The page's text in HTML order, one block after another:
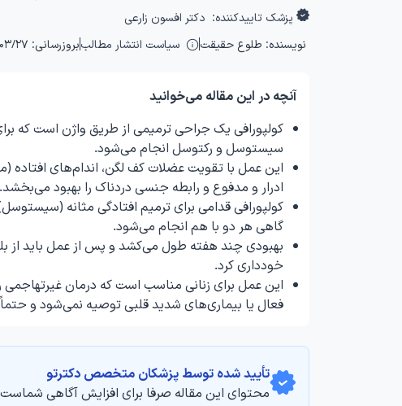
پزشک تاییدکننده: دکتر افسون زارعی
نویسنده: طلوع حقیقت سیاست انتشار مطالببروزرسانی: ۱۴۰۵/۰۳/۲۷
آنچه در این مقاله می‌خوانید
کولپورافی یک جراحی ترمیمی از طریق واژن است که
سیستوسل و رکتوسل انجام می‌شود.
این عمل با تقویت عضلات کف لگن، اندام‌های افتاده
ادرار و مدفوع و رابطه جنسی دردناک را بهبود می‌بخشد.
کولپورافی قدامی برای ترمیم افتادگی مثانه
گاهی هر دو با هم انجام می‌شود.
خودداری کرد.
این عمل برای زنانی مناسب است که درمان غیرتهاجمی
فعال یا بیماری‌های شدید قلبی توصیه نمی‌شود و
تأیید‌‌‌‌‌‌‌ شده توسط پزشکان متخصص دکترتو
محتوای این مقاله صرفا برای افزایش آگاهی